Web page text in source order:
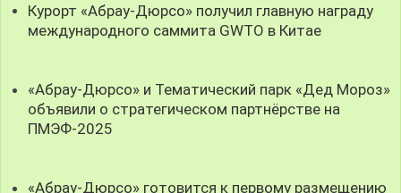
Курорт «Абрау-Дюрсо» получил главную награду
международного саммита GWTO в Китае
«Абрау-Дюрсо» и Тематический парк «Дед Мороз»
объявили о стратегическом партнёрстве на
ПМЭФ-2025
«Абрау-Дюрсо» готовится к первому размещению